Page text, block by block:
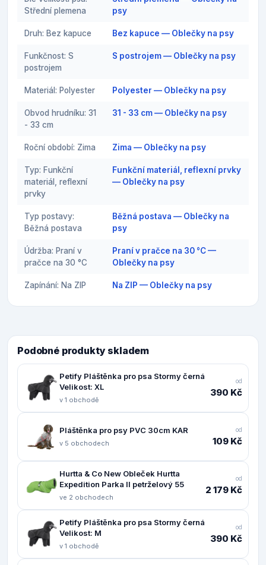
Střední plemena
psy
Druh: Bez kapuce Bez kapuce — Oblečky na psy
Funkčnost: S
postrojem
S postrojem — Oblečky na psy
Materiál: Polyester Polyester — Oblečky na psy
Obvod hrudníku: 31
- 33 cm
31 - 33 cm — Oblečky na psy
Roční období: Zima Zima — Oblečky na psy
Typ: Funkční
materiál, reflexní
prvky
Funkční materiál, reflexní prvky
— Oblečky na psy
Typ postavy:
Běžná postava
Běžná postava — Oblečky na
psy
Údržba: Praní v
pračce na 30 °C
Praní v pračce na 30 °C —
Oblečky na psy
Zapínání: Na ZIP Na ZIP — Oblečky na psy
Podobné produkty skladem
Petify Pláštěnka pro psa Stormy černá
Velikost: XL
v 1 obchodě
od
390 Kč
Pláštěnka pro psy PVC 30cm KAR
v 5 obchodech
od
109 Kč
Hurtta & Co New Obleček Hurtta
Expedition Parka II petrželový 55
ve 2 obchodech
od
2 179 Kč
Petify Pláštěnka pro psa Stormy černá
Velikost: M
v 1 obchodě
od
390 Kč